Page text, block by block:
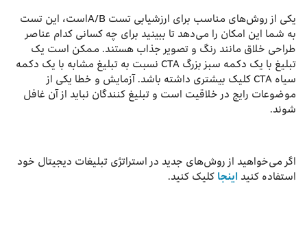
یکی از روش‌های مناسب برای ارزشیابی تست A/Bاست، این تست
به شما این امکان را می‌دهد تا ببینید برای چه کسانی کدام عناصر
طراحی خلاق مانند رنگ و تصویر جذاب هستند. ممکن است یک
تبلیغ با یک دکمه سبز بزرگ CTA نسبت به تبلیغ مشابه با یک دکمه
سیاه CTA کلیک بیشتری داشته باشد. آزمایش و خطا یکی از
موضوعات رایج در خلاقیت است و تبلیغ کنندگان نباید از آن غافل
شوند.
اگر می‌‌خواهید از روش‌های جدید در استراتژی تبلیغات دیجیتال خود
استفاده کنید اینجا کلیک کنید.